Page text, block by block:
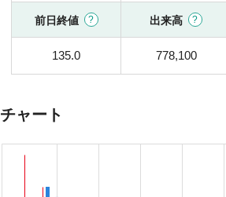
前日終値 出来高
135.0 778,100
チャート